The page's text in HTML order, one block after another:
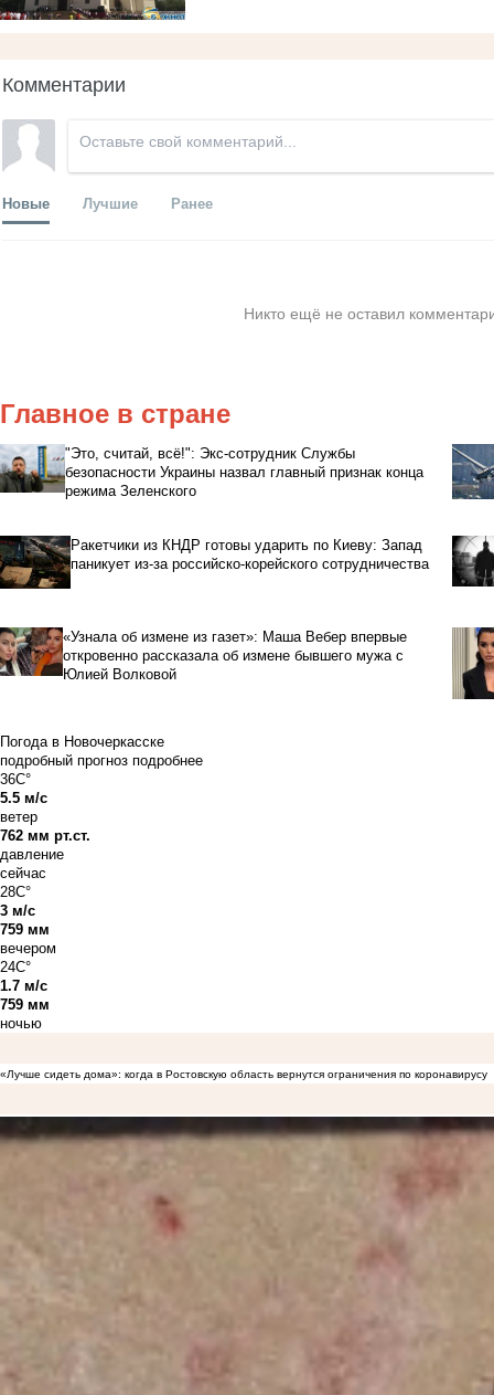
Комментарии
Новые Лучшие Ранее
Никто ещё не оставил
Главное в стране
"Это, считай, всё!": Экс-сотрудник Службы
безопасности Украины назвал главный признак конца
режима Зеленского
Ракетчики из КНДР готовы ударить по Киеву: Запад
паникует из-за российско-корейского сотрудничества
«Узнала об измене из газет»: Маша Вебер впервые
откровенно рассказала об измене бывшего мужа с
Юлией Волковой
Погода в Новочеркасске
подробный прогноз подробнее
36C°
5.5 м/с
ветер
762 мм рт.ст.
давление
сейчас
28C°
3 м/с
759 мм
вечером
24C°
1.7 м/с
759 мм
ночью
«Лучше сидеть дома»: когда в Ростовскую область вернутся ограничения по коронавирусу